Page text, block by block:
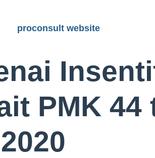
proconsult website
PMK 44
2020